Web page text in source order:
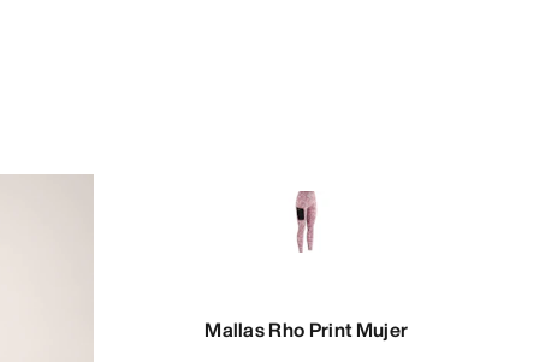
Mallas Rho Print Mujer